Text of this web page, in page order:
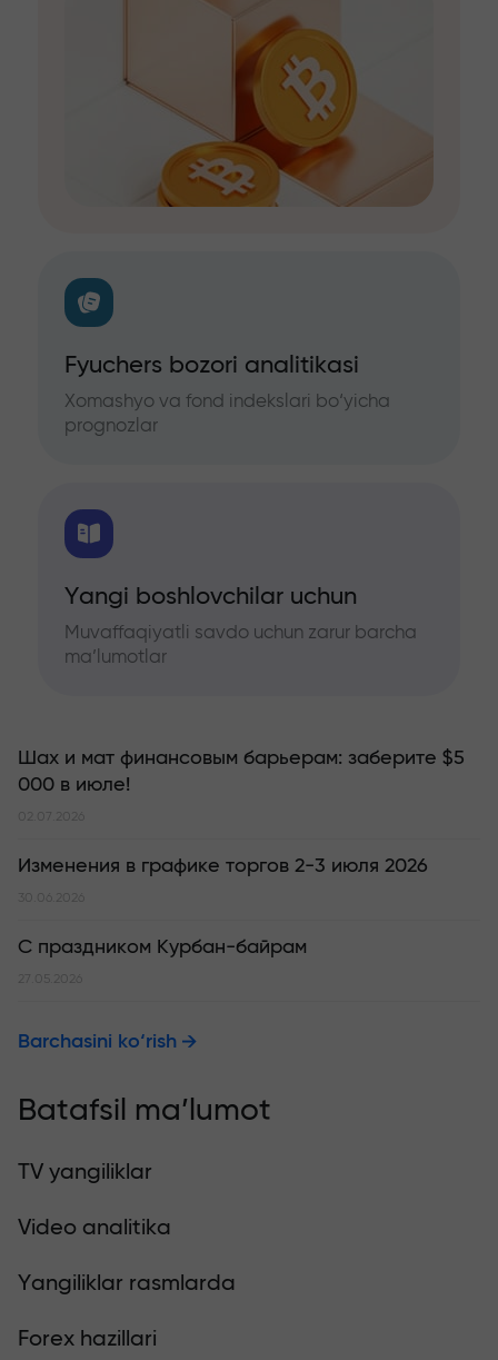
Fyuchers bozori analitikasi
Xomashyo va fond indekslari bo‘yicha
prognozlar
Yangi boshlovchilar uchun
Muvaffaqiyatli savdo uchun zarur barcha
ma’lumotlar
Шах и мат финансовым барьерам: заберите $5
000 в июле!
02.07.2026
Изменения в графике торгов 2-3 июля 2026
30.06.2026
С праздником Курбан-байрам
27.05.2026
Barchasini ko‘rish
Batafsil ma’lumot
TV yangiliklar
Video analitika
Yangiliklar rasmlarda
Forex hazillari